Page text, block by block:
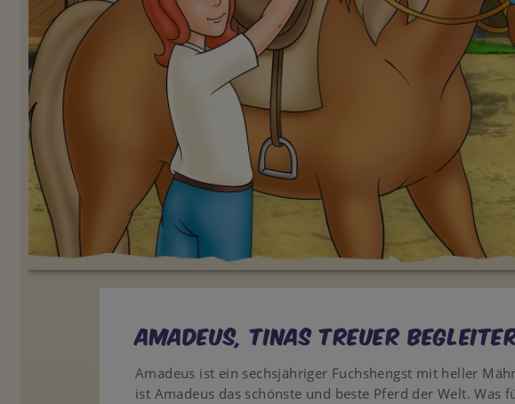
Amadeus, Tinas treuer
Amadeus ist ein sechsjähriger Fuchshengst mit heller
ist Amadeus das schönste und beste Pferd der Welt. Was